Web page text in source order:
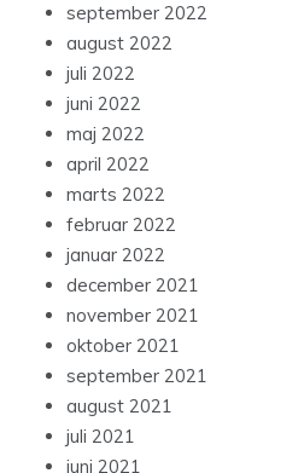
september 2022
august 2022
juli 2022
juni 2022
maj 2022
april 2022
marts 2022
februar 2022
januar 2022
december 2021
november 2021
oktober 2021
september 2021
august 2021
juli 2021
juni 2021